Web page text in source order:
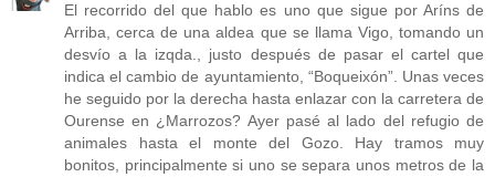
El recorrido del que hablo es uno que sigue por Aríns de
Arriba, cerca de una aldea que se llama Vigo, tomando un
desvío a la izqda., justo después de pasar el cartel que
indica el cambio de ayuntamiento, “Boqueixón”. Unas veces
he seguido por la derecha hasta enlazar con la carretera de
Ourense en ¿Marrozos? Ayer pasé al lado del refugio de
animales hasta el monte del Gozo. Hay tramos muy
bonitos, principalmente si uno se separa unos metros de la